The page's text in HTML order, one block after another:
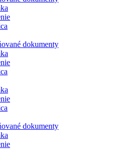
dokumenty
dokumenty